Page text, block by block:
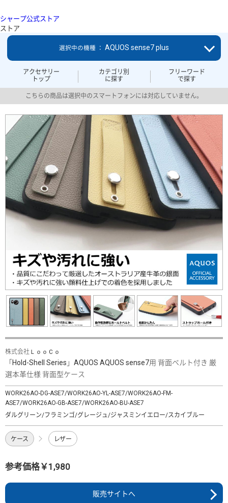
シャープ公式ストア
ストア
アクセサリー
トップ
カテゴリ別
に探す
フリーワード
で探す
選択中の機種 ： AQUOS sense7 plus
こちらの商品は選択中のスマートフォンには対応していません。
株式会社ＬｏｏＣｏ
「Hold-Shell Series」AQUOS AQUOS sense7用 背面ベルト付き 厳
選本革仕様 背面型ケース
WORK26AO-DG-ASE7/WORK26AO-YL-ASE7/WORK26AO-FM-
ASE7/WORK26AO-GB-ASE7/WORK26AO-BU-ASE7
ダルグリーン/フラミンゴ/グレージュ/ジャスミンイエロー/スカイブルー
ケース レザー
参考価格￥1,980
販売サイトへ